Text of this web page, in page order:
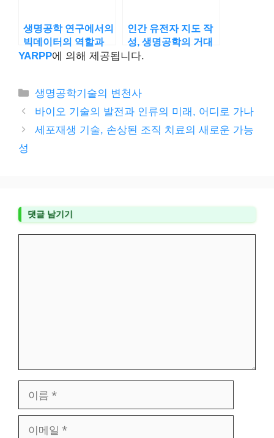
생명공학 연구에서의
빅데이터의 역할과
전망
인간 유전자 지도 작
성, 생명공학의 거대
한 도전
YARPP에 의해 제공됩니다.
카
테
리
생명공학기술의 변천사
바이오 기술의 발전과 인류의 미래, 어디로 가나
세포재생 기술, 손상된 조직 치료의 새로운 가능
성
댓글 남기기